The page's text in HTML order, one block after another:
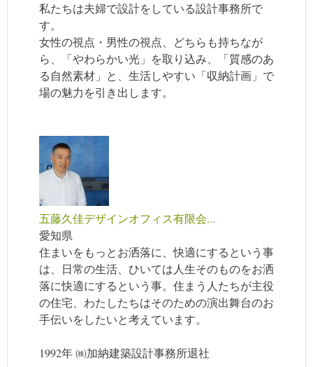
私たちは夫婦で設計をしている設計事務所で
す。
女性の視点・男性の視点、どちらも持ちなが
ら、「やわらかい光」を取り込み、「質感のあ
る自然素材」と、生活しやすい「収納計画」で
場の魅力を引き出します。
五藤久佳デザインオフィス有限会...
愛知県
住まいをもっとお洒落に、快適にするという事
は、日常の生活、ひいては人生そのものをお洒
落に快適にするという事。住まう人たちが主役
の住宅、わたしたちはそのための演出舞台のお
手伝いをしたいと考えています。
1992年 ㈱加納建築設計事務所退社